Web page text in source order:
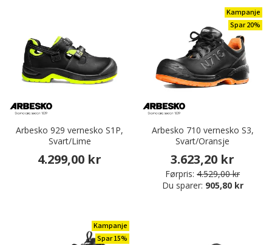
Arbesko 929 vernesko S1P,
Svart/Lime
4.299,00 kr
Kampanje
Spar 20%
Arbesko 710 vernesko S3,
Svart/Oransje
3.623,20 kr
Førpris: 4.529,00 kr
Du sparer: 905,80 kr
Kampanje
Spar 15%